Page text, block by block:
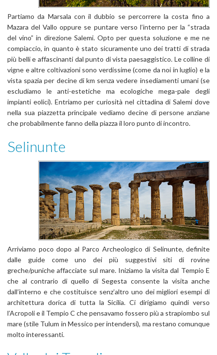
Partiamo da Marsala con il dubbio se percorrere la costa fino a
Mazara del Vallo oppure se puntare verso l’interno per la “strada
del vino” in direzione Salemi. Opto per questa soluzione e me ne
compiaccio, in quanto è stato sicuramente uno dei tratti di strada
più belli e affascinanti dal punto di vista paesaggistico. Le colline di
vigne e altre coltivazioni sono verdissime (come da noi in luglio) e la
vista spazia per decine di km senza vedere insediamenti umani (se
escludiamo le anti-estetiche ma ecologiche mega-pale degli
impianti eolici). Entriamo per curiosità nel cittadina di Salemi dove
nella sua piazzetta principale vediamo decine di persone anziane
che probabilmente fanno della piazza il loro punto di incontro.
Selinunte
Arriviamo poco dopo al Parco Archeologico di Selinunte, definite
dalle guide come uno dei più suggestivi siti di rovine
greche/puniche affacciate sul mare. Iniziamo la visita dal Tempio E
che al contrario di quello di Segesta consente la visita anche
dall’interno e che costituisce senz’altro uno dei migliori esempi di
architettura dorica di tutta la Sicilia. Ci dirigiamo quindi verso
l’Acropoli e il Tempio C che pensavamo fossero più a strapiombo sul
mare (stile Tulum in Messico per intendersi), ma restano comunque
molto interessanti.